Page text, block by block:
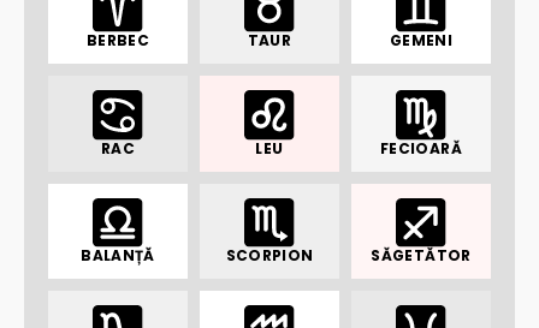
BERBEC TAUR GEMENI
RAC LEU FECIOARĂ
BALANȚĂ SCORPION SĂGETĂTOR